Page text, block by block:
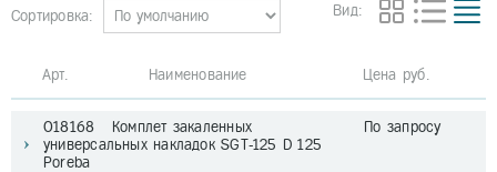
Сортировка: Вид:
Арт. Наименование Цена руб.
018168 Комплет закаленных
универсальных накладок SGT-125 D 125
Poreba
По запросу